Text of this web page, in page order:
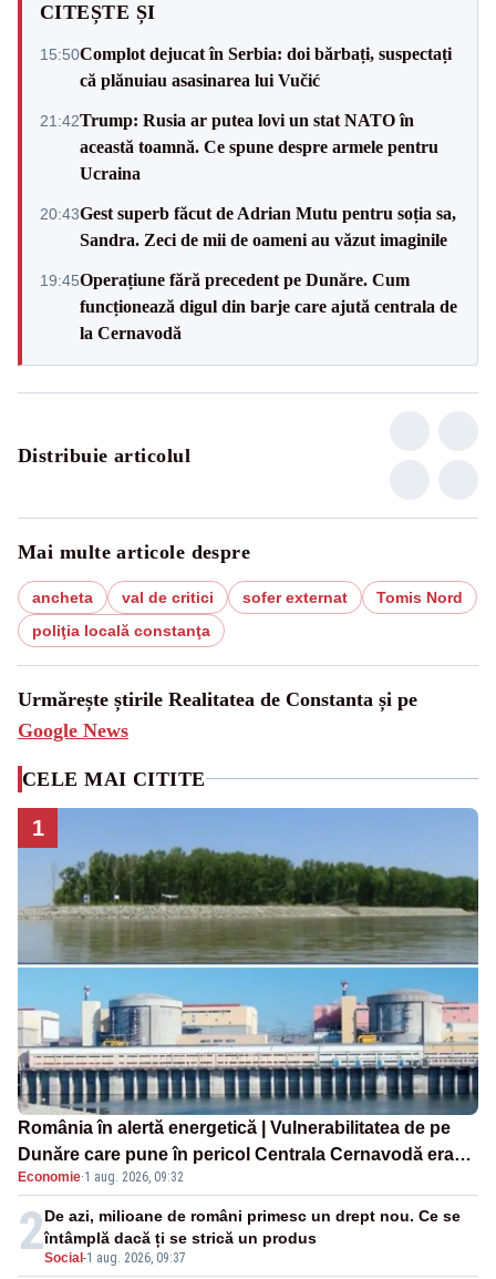
CITEȘTE ȘI
15:50Complot dejucat în Serbia: doi bărbați, suspectați
că plănuiau asasinarea lui Vučić
21:42Trump: Rusia ar putea lovi un stat NATO în
această toamnă. Ce spune despre armele pentru
Ucraina
20:43Gest superb făcut de Adrian Mutu pentru soția sa,
Sandra. Zeci de mii de oameni au văzut imaginile
19:45Operațiune fără precedent pe Dunăre. Cum
funcționează digul din barje care ajută centrala de
la Cernavodă
Distribuie articolul
Mai multe articole despre
ancheta val de critici sofer externat
Tomis Nord
poliţia locală constanţa
Urmărește știrile Realitatea de Constanta și pe
Google News
CELE MAI CITITE
1
România în alertă energetică | Vulnerabilitatea de pe
Dunăre care pune în pericol Centrala Cernavodă era
cunoscută de pe vremea lui Ceaușescu
Economie·1 aug. 2026, 09:32
2Social -1 aug. 2026, 09:37
De azi, milioane de români primesc un drept nou. Ce se
întâmplă dacă ți se strică un produs